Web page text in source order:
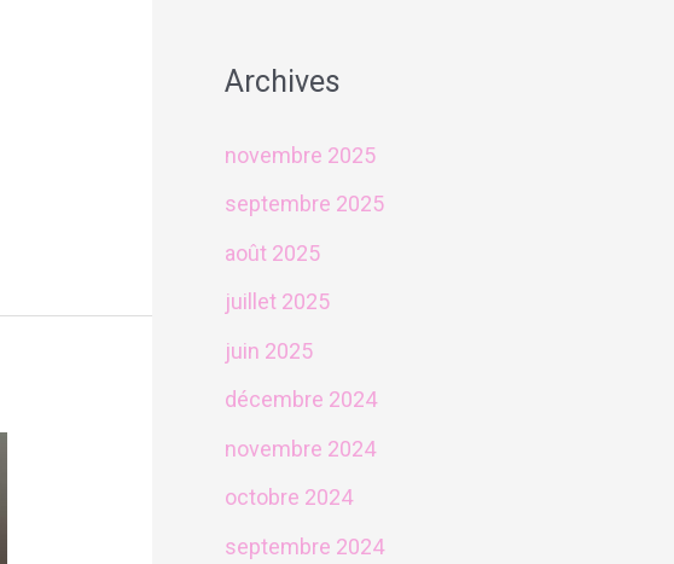
Archives
novembre 2025
septembre 2025
août 2025
juillet 2025
juin 2025
décembre 2024
novembre 2024
octobre 2024
septembre 2024